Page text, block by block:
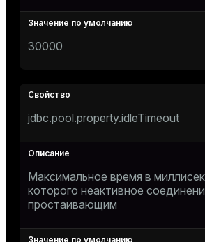
30000
jdbc.pool.property.idleTimeout
Максимальное время в
которого неактивное
простаивающим